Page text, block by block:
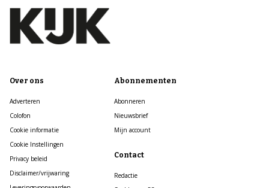
Over ons
Adverteren
Colofon
Cookie informatie
Cookie Instellingen
Privacy beleid
Disclaimer/vrijwaring
Abonnementen
Abonneren
Nieuwsbrief
Mijn account
Contact
Redactie